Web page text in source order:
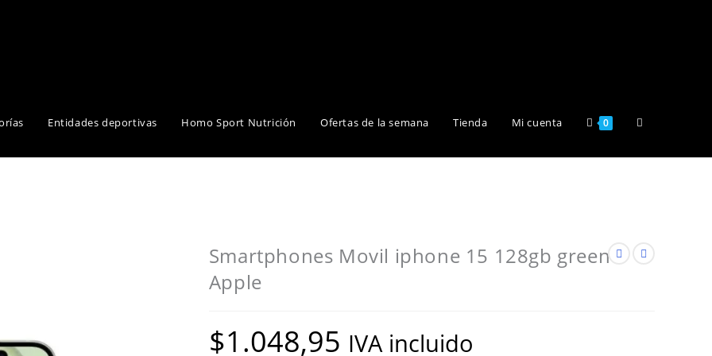
Entidades deportivas Homo Sport Nutrición Ofertas de la semana Tienda Mi cuenta 0 Alternar
Smartphones Movil iphone 15 128gb green
Apple
$1.048,95 IVA incluido